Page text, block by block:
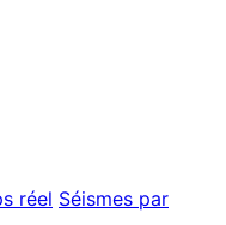
réel Séismes par